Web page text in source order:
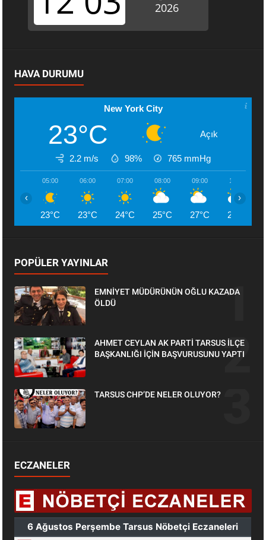
HAVA DURUMU
New York City
23°C Açık
2.2 m/s 98% 765 mmHg
05:00
23°C
06:00
23°C
07:00
24°C
08:00
25°C
09:00
27°C
10:00
28°C
‹ ›
POPÜLER YAYINLAR
EMNİYET MÜDÜRÜNÜN OĞLU KAZADA
ÖLDÜ
AHMET CEYLAN AK PARTİ TARSUS İLÇE
BAŞKANLIĞI İÇİN BAŞVURUSUNU YAPTI
TARSUS CHP’DE NELER OLUYOR?
ECZANELER